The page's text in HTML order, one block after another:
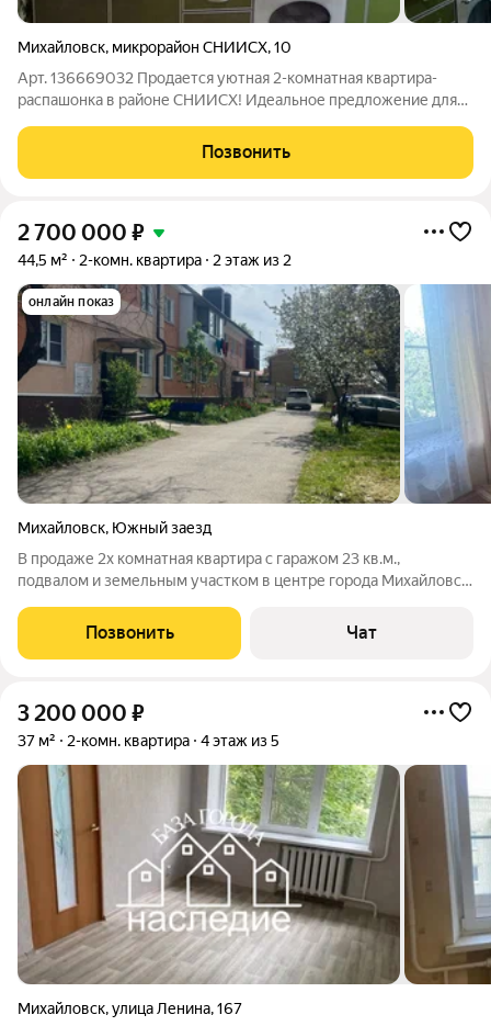
Михайловск, микрорайон СНИИСХ,10
Арт. 136669032 Продается уютная 2-комнатная квартира-
распашонка в районе СНИИСХ! Идеальное предложение для
комнаты, из гостиной есть выход на балкон, где можно
наслаждаться утренним кофе. В квартире
Позвонить
2 700 000 ₽
44,5 м² 2-комн. квартира 2 этаж из 2
онлайн показ
Михайловск, Южный заезд
В продаже 2х комнатная квaртиpa с гаражом 23 кв.м.,
подвалом и земельным участком в центре города Михайловск,
сквозной двор. 2/2 этажного, есть чердак! Новая крыша!
Заменены канализационные и
Позвонить Чат
3 200 000 ₽
37 м² 2-комн. квартира 4 этаж из 5
Михайловск,улица Ленина,167